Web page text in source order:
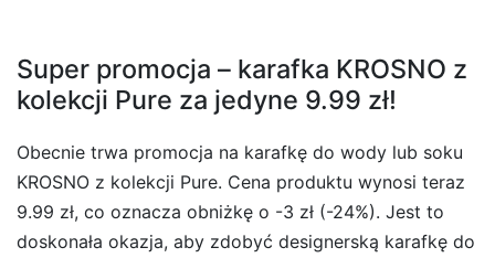
Super promocja – karafka KROSNO z
kolekcji Pure za jedyne 9.99 zł!
Obecnie trwa promocja na karafkę do wody lub soku
KROSNO z kolekcji Pure. Cena produktu wynosi teraz
9.99 zł, co oznacza obniżkę o -3 zł (-24%). Jest to
doskonała okazja, aby zdobyć designerską karafkę do